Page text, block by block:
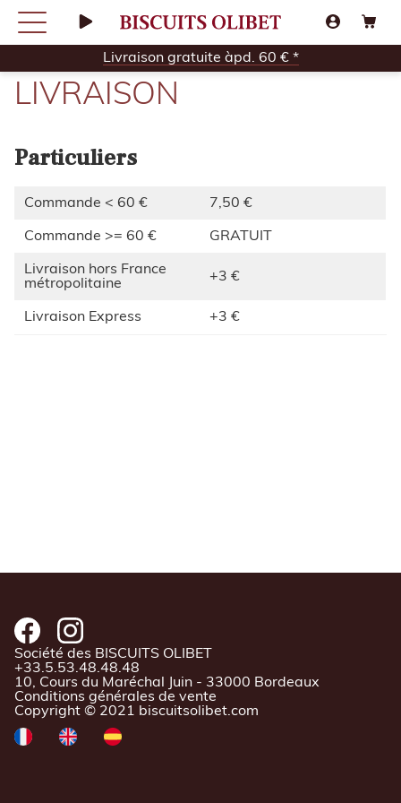
Livraison gratuite àpd. 60 € *
LIVRAISON
Particuliers
Commande < 60 € 7,50 €
Commande >= 60 € GRATUIT
Livraison hors France
métropolitaine
+3 €
Livraison Express +3 €
Société des BISCUITS OLIBET
+33.5.53.48.48.48
10, Cours du Maréchal Juin - 33000 Bordeaux
Conditions générales de vente
Copyright © 2021 biscuitsolibet.com